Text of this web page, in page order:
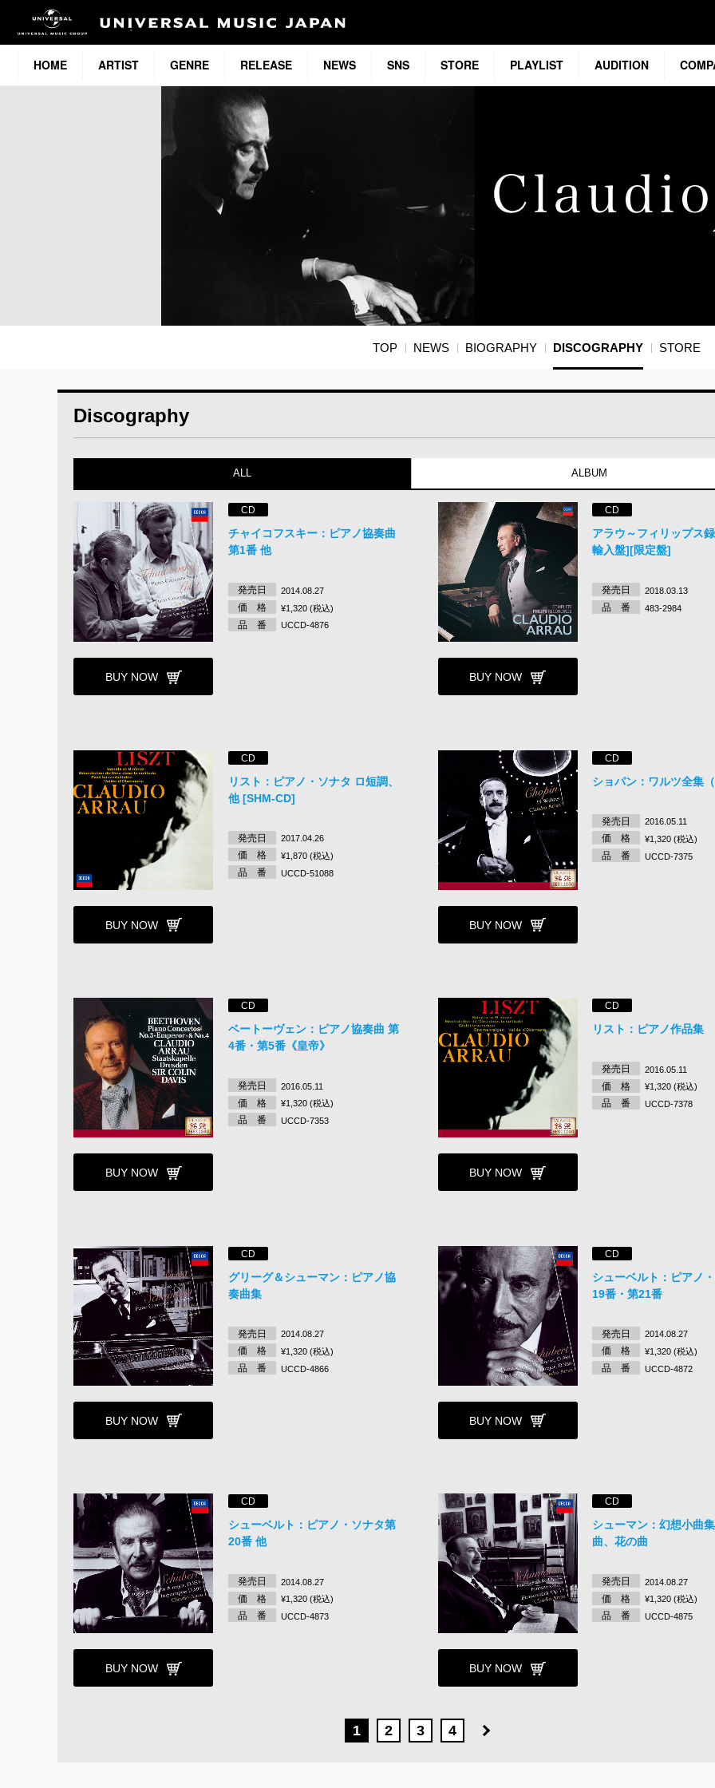
HOME ARTIST GENRE RELEASE NEWS SNS STORE PLAYLIST AUDITION
TOP NEWS BIOGRAPHY DISCOGRAPHY STORE
Discography
ALL ALBUM
BUY NOW
CD
チャイコフスキー：ピアノ協奏曲
第1番 他
発売日 2014.08.27
価 格 ¥1,320 (税込)
品 番 UCCD-4876
BUY NOW
CD
アラウ～フィリップス
輸入盤][限定盤]
発売日 2018.03.13
品 番 483-2984
BUY NOW
CD
リスト：ピアノ・ソナタ ロ短調、
他 [SHM-CD]
発売日 2017.04.26
価 格 ¥1,870 (税込)
品 番 UCCD-51088
BUY NOW
CD
ショパン：ワルツ全集
発売日 2016.05.11
価 格 ¥1,320 (税込)
品 番 UCCD-7375
BUY NOW
CD
ベートーヴェン：ピアノ協奏曲 第
4番・第5番《皇帝》
発売日 2016.05.11
価 格 ¥1,320 (税込)
品 番 UCCD-7353
BUY NOW
CD
リスト：ピアノ作品集
発売日 2016.05.11
価 格 ¥1,320 (税込)
品 番 UCCD-7378
BUY NOW
CD
グリーグ＆シューマン：ピアノ協
奏曲集
発売日 2014.08.27
価 格 ¥1,320 (税込)
品 番 UCCD-4866
BUY NOW
CD
シューベルト：ピアノ
19番・第21番
発売日 2014.08.27
価 格 ¥1,320 (税込)
品 番 UCCD-4872
BUY NOW
CD
シューベルト：ピアノ・ソナタ第
20番 他
発売日 2014.08.27
価 格 ¥1,320 (税込)
品 番 UCCD-4873
BUY NOW
CD
シューマン：幻想小曲
曲、花の曲
発売日 2014.08.27
価 格 ¥1,320 (税込)
品 番 UCCD-4875
1 2 3 4